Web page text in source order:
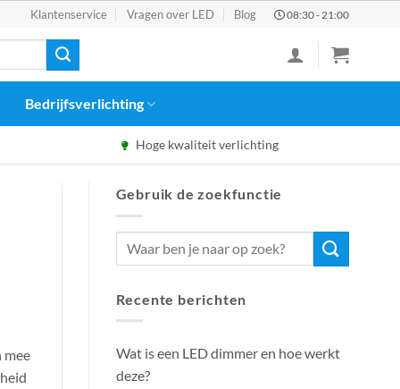
Klantenservice Vragen over LED Blog 08:30 - 21:00
Bedrijfsverlichting
Hoge kwaliteit verlichting
mee
Gebruik de zoekfunctie
Recente berichten
Wat is een LED dimmer en hoe werkt
deze?